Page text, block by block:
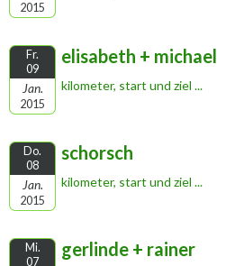
2015
Fr.
09
Jan.
2015
elisabeth + michael
kilometer, start und ziel ...
Do.
08
Jan.
2015
schorsch
kilometer, start und ziel ...
Mi.
07
gerlinde + rainer